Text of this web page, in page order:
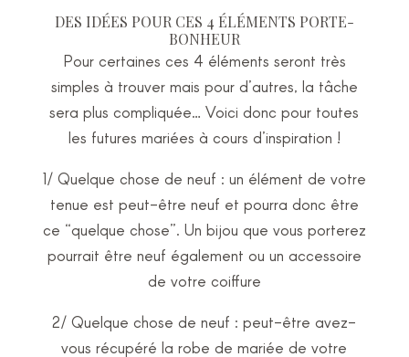
DES IDÉES POUR CES 4 ÉLÉMENTS PORTE-
BONHEUR
Pour certaines ces 4 éléments seront très
simples à trouver mais pour d’autres, la tâche
sera plus compliquée… Voici donc pour toutes
les futures mariées à cours d’inspiration !
1/ Quelque chose de neuf : un élément de votre
tenue est peut-être neuf et pourra donc être
ce “quelque chose”. Un bijou que vous porterez
pourrait être neuf également ou un accessoire
de votre coiffure
2/ Quelque chose de neuf : peut-être avez-
vous récupéré la robe de mariée de votre